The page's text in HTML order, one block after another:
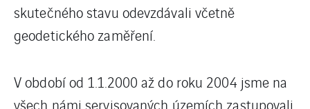
skutečného stavu odevzdávali včetně
geodetického zaměření.
V období od 1.1.2000 až do roku 2004 jsme na
všech námi servisovaných územích zastupovali